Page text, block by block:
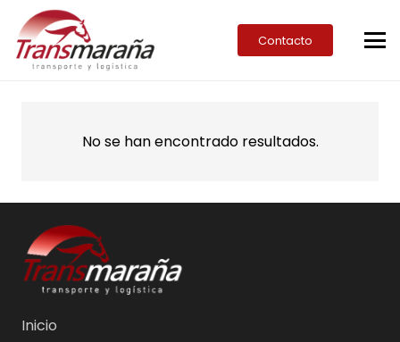
Contacto
No se han encontrado resultados.
Inicio